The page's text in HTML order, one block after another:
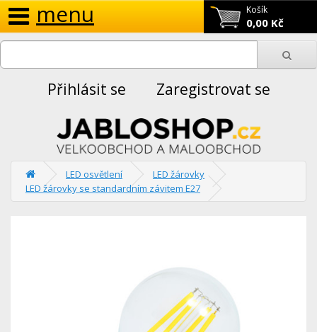
Košík
0,00 Kč
menu
Přihlásit se Zaregistrovat se
LED osvětlení
LED žárovky
LED žárovky se standardním závitem E27